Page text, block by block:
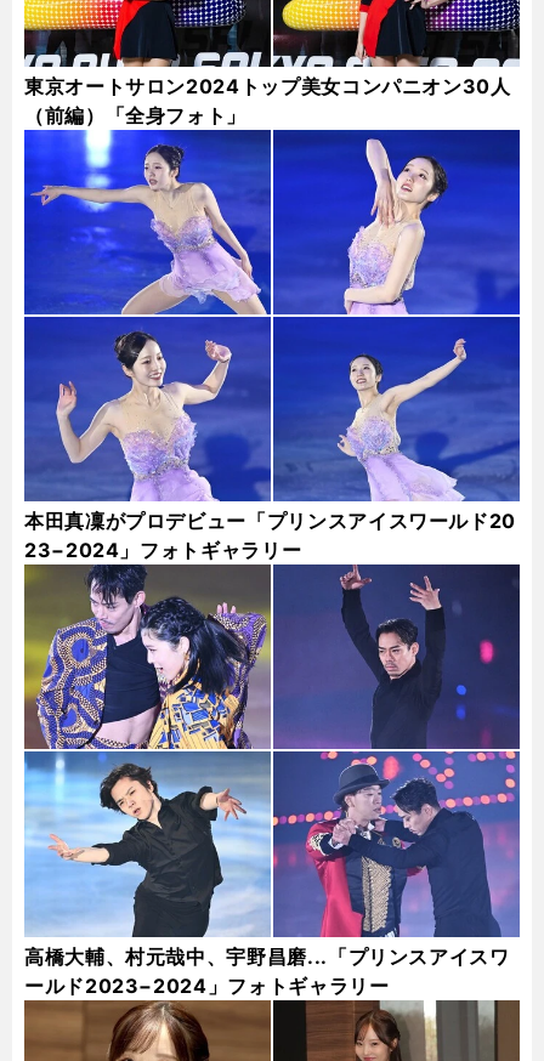
東京オートサロン2024トップ美女コンパニオン30人
（前編）「全身フォト」
本田真凜がプロデビュー「プリンスアイスワールド20
23−2024」フォトギャラリー
高橋大輔、村元哉中、宇野昌磨...「プリンスアイスワ
ールド2023−2024」フォトギャラリー